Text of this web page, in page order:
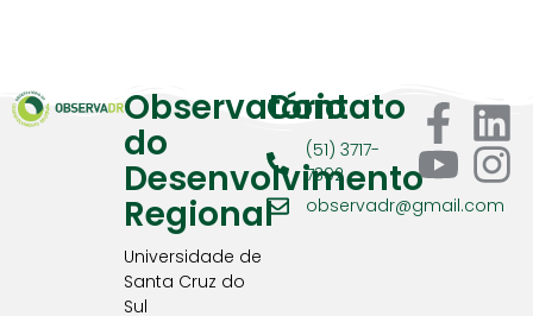
Observatório
do
Desenvolvimento
Regional
Universidade de
Santa Cruz do
Sul
Contato
(51) 3717-
7392
observadr@gmail.com